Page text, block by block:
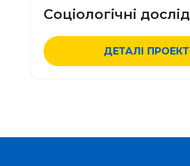
Соціологічні
ДЕТАЛІ